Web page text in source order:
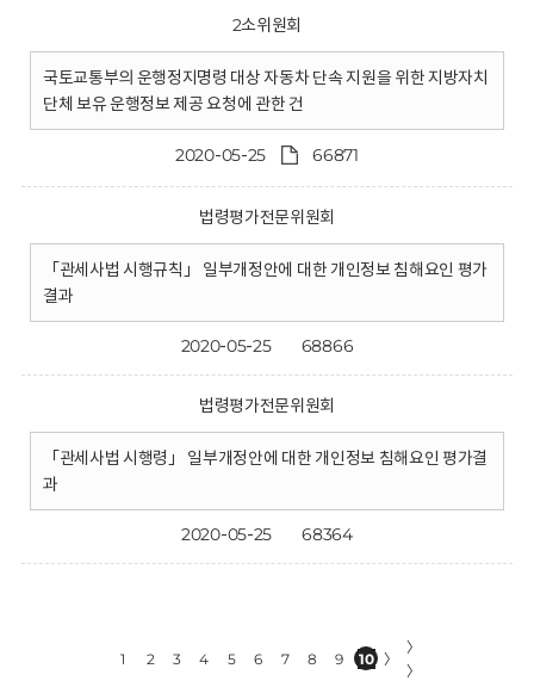
2소위원회
국토교통부의 운행정지명령 대상 자동차 단속 지원을 위한 지방자치
단체 보유 운행정보 제공 요청에 관한 건
2020-05-25 66871
법령평가전문위원회
「관세사법 시행규칙」 일부개정안에 대한 개인정보 침해요인 평가
결과
2020-05-25 68866
법령평가전문위원회
「관세사법 시행령」 일부개정안에 대한 개인정보 침해요인 평가결
과
2020-05-25 68364
1 2 3 4 5 6 7 8 9 10 〉
〉
〉